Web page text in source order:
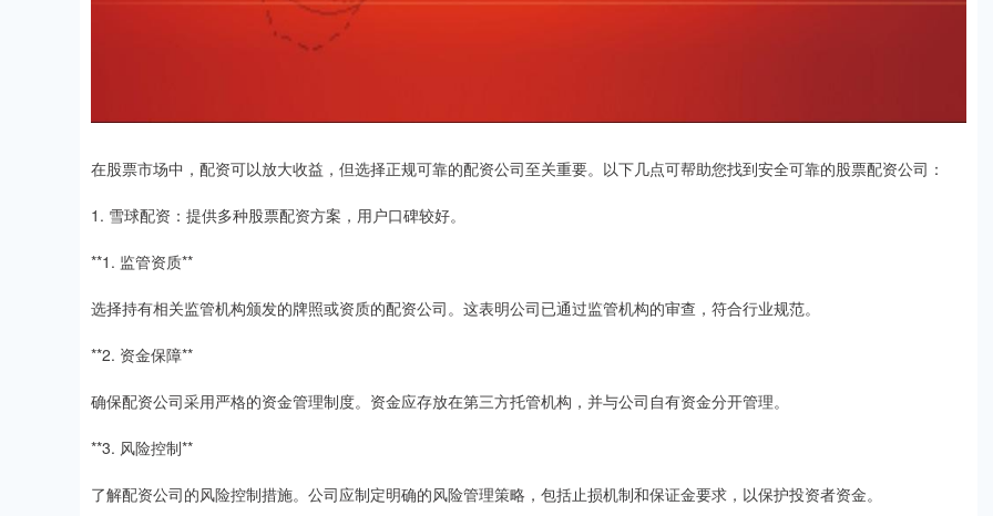
在股票市场中，配资可以放大收益，但选择正规可靠的配资公司至关重要。以下几点可帮助您找到安全可靠的股票配资公司：
1. 雪球配资：提供多种股票配资方案，用户口碑较好。
**1. 监管资质**
选择持有相关监管机构颁发的牌照或资质的配资公司。这表明公司已通过监管机构的审查，符合行业规范。
**2. 资金保障**
确保配资公司采用严格的资金管理制度。资金应存放在第三方托管机构，并与公司自有资金分开管理。
**3. 风险控制**
了解配资公司的风险控制措施。公司应制定明确的风险管理策略，包括止损机制和保证金要求，以保护投资者资金。